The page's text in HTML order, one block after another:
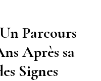
Parcours
Après sa
Signes